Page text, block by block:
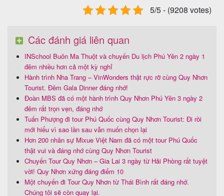
5/5 - (9208 votes)
Các đánh giá liên quan
INSchool Buôn Ma Thuột và chuyến Du lịch Phú Yên 2 ngày 1
đêm nhiều hơn cả một kỳ nghỉ
Hành trình Nha Trang – VinWonders thật rực rỡ cùng Quy Nhơn
Tourist. Đêm Gala Dinner đáng nhớ!
Đoàn MBS đã có một hành trình Quy Nhơn Phú Yên 3 ngày 2
đêm rất trọn vẹn, đáng nhớ
Tuấn Phượng đi tour Phú Quốc cùng Quy Nhơn Tourist: Đi rồi
mới hiểu vì sao lần sau vẫn muốn chọn lại
Hơn 200 nhân sự Mixue Việt Nam đã có một tour Phú Quốc
thật vui và đáng nhớ cùng Quy Nhơn Tourist
Chuyến Tour Quy Nhơn – Gia Lai 3 ngày từ Hải Phòng rất tuyệt
vời! Quy Nhơn xứng đáng điểm 10
Một chuyến đi Tour Quy Nhơn từ Thái Bình rất đáng nhớ.
Chúng tôi sẽ còn quay lại.